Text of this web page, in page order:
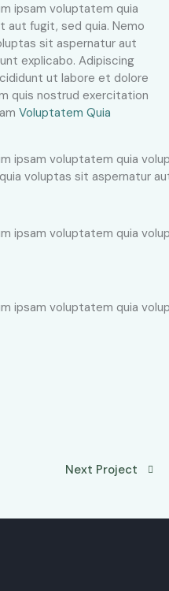
ipsam voluptatem quia
fugit, sed quia. Nemo
sit aspernatur aut
explicabo. Adipiscing
ut labore et dolore
quis nostrud exercitation
Voluptatem Quia
ipsam voluptatem quia
voluptas sit aspernatur
ipsam voluptatem quia
ipsam voluptatem quia
Next Project